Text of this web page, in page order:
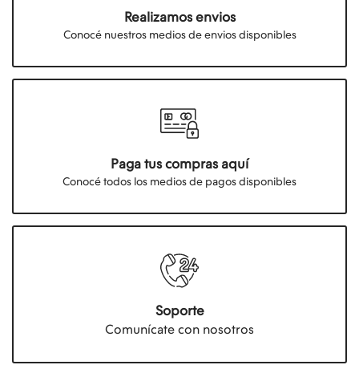
Realizamos envios
Conocé nuestros medios de envios disponibles
Paga tus compras aquí
Conocé todos los medios de pagos disponibles
Soporte
Comunícate con nosotros